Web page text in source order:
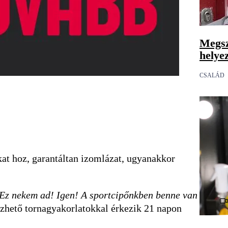
hoz, garantáltan izomlázat, ugyanakkor
nekem ad! Igen! A sportcipőnkben benne van
tornagyakorlatokkal érkezik 21 napon
CSALÁD